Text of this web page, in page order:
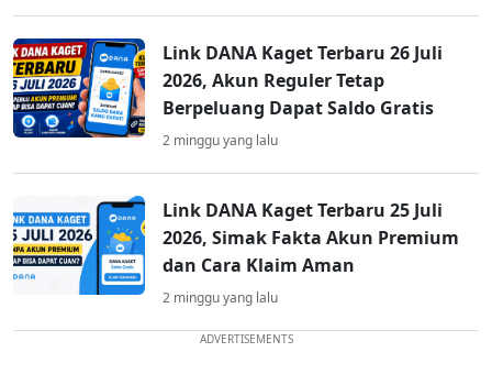
Link DANA Kaget Terbaru 26 Juli
2026, Akun Reguler Tetap
Berpeluang Dapat Saldo Gratis
2 minggu yang lalu
Link DANA Kaget Terbaru 25 Juli
2026, Simak Fakta Akun Premium
dan Cara Klaim Aman
2 minggu yang lalu
ADVERTISEMENTS